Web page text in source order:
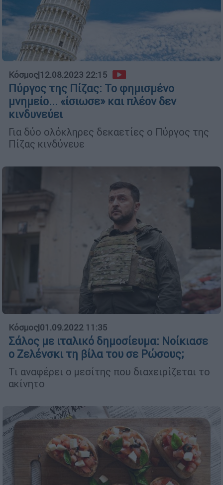
Κόσμος|12.08.2023 22:15
Πύργος της Πίζας: Το φημισμένο
μνημείο... «ίσιωσε» και πλέον δεν
κινδυνεύει
Για δύο ολόκληρες δεκαετίες ο Πύργος της
Πίζας κινδύνευε
Κόσμος|01.09.2022 11:35
Σάλος με ιταλικό δημοσίευμα: Νοίκιασε
ο Ζελένσκι τη βίλα του σε Ρώσους;
Τι αναφέρει ο μεσίτης που διαχειρίζεται το
ακίνητο